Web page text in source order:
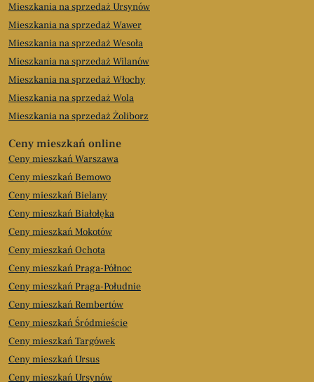
Mieszkania na sprzedaż Ursynów
Mieszkania na sprzedaż Wawer
Mieszkania na sprzedaż Wesoła
Mieszkania na sprzedaż Wilanów
Mieszkania na sprzedaż Włochy
Mieszkania na sprzedaż Wola
Mieszkania na sprzedaż Żoliborz
Ceny mieszkań online
Ceny mieszkań Warszawa
Ceny mieszkań Bemowo
Ceny mieszkań Bielany
Ceny mieszkań Białołęka
Ceny mieszkań Mokotów
Ceny mieszkań Ochota
Ceny mieszkań Praga-Północ
Ceny mieszkań Praga-Południe
Ceny mieszkań Rembertów
Ceny mieszkań Śródmieście
Ceny mieszkań Targówek
Ceny mieszkań Ursus
Ceny mieszkań Ursynów